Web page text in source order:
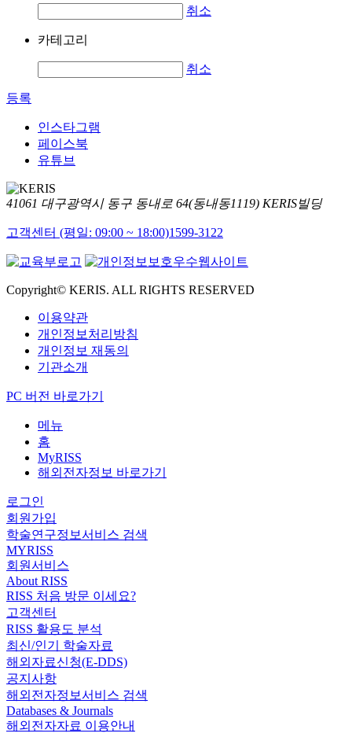
취소
카테고리
취소
등록
인스타그램
페이스북
유튜브
41061 대구광역시 동구 동내로 64(동내동1119) KERIS빌딩
고객센터 (평일: 09:00 ~ 18:00)1599-3122
Copyright© KERIS. ALL RIGHTS RESERVED
이용약관
개인정보처리방침
개인정보 재동의
기관소개
PC 버전 바로가기
메뉴
홈
MyRISS
해외전자정보 바로가기
로그인
회원가입
학술연구정보서비스 검색
MYRISS
회원서비스
About RISS
RISS 처음 방문 이세요?
고객센터
RISS 활용도 분석
최신/인기 학술자료
해외자료신청(E-DDS)
공지사항
해외전자정보서비스 검색
Databases & Journals
해외전자자료 이용안내